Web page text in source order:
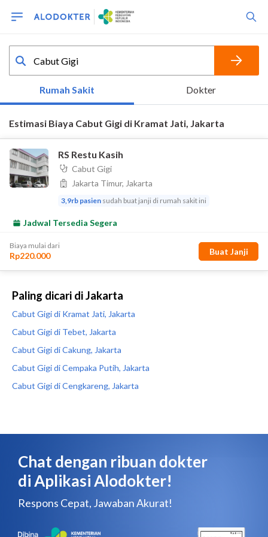
Paling dicari di Jakarta
Cabut Gigi di Kramat Jati, Jakarta
Cabut Gigi di Tebet, Jakarta
Cabut Gigi di Cakung, Jakarta
Cabut Gigi di Cempaka Putih, Jakarta
Cabut Gigi di Cengkareng, Jakarta